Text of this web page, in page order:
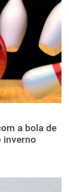
a bola de
inverno